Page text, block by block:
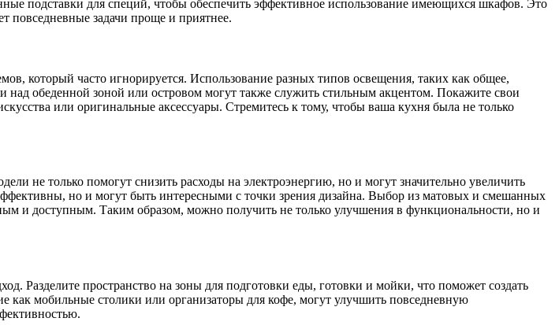
подставки для специй, чтобы обеспечить эффективное использование имеющихся шкафов. Это
повседневные задачи проще и приятнее.
который часто игнорируется. Использование разных типов освещения, таких как общее,
над обеденной зоной или островом могут также служить стильным акцентом. Покажите свои
или оригинальные аксессуары. Стремитесь к тому, чтобы ваша кухня была не только
не только помогут снизить расходы на электроэнергию, но и могут значительно увеличить
но и могут быть интересными с точки зрения дизайна. Выбор из матовых и смешанных
и доступным. Таким образом, можно получить не только улучшения в функциональности, но и
пространство на зоны для подготовки еды, готовки и мойки, что поможет создать
мобильные столики или организаторы для кофе, могут улучшить повседневную